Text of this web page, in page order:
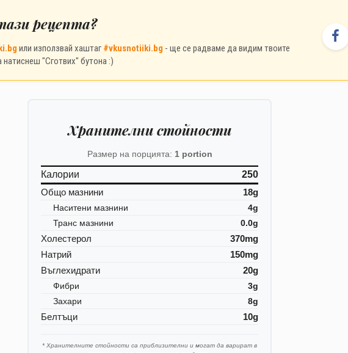
рецепта?
или използвай хаштаг #vkusnotiiki.bg - ще се радваме да видим твоите
"Сготвих" бутона :)
Хранителни стойности
Размер на порцията: 1 portion
Калории
250
Общо мазнини
18g
Наситени мазнини
4g
Транс мазнини
0.0g
Холестерол
370mg
Натрий
150mg
Въглехидрати
20g
Фибри
3g
Захари
8g
Белтъци 10g
* Хранителните стойности са приблизителни и могат да варират в